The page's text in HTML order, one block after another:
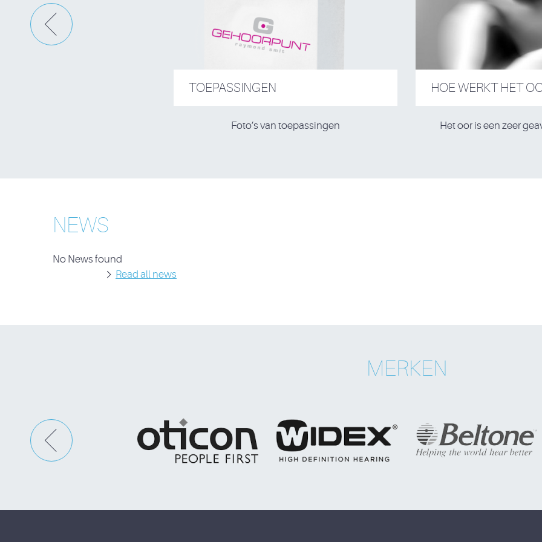
TOEPASSINGEN
Foto’s van toepassingen
HOE WERKT HET
Het oor is een zeer
NEWS
No News found
Read all news
MERKEN